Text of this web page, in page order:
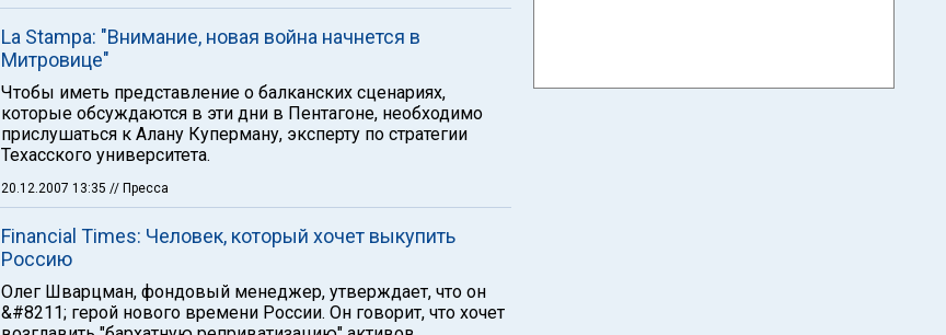
La Stampa: "Внимание, новая война начнется в
Митровице"
Чтобы иметь представление о балканских сценариях,
которые обсуждаются в эти дни в Пентагоне, необходимо
прислушаться к Алану Куперману, эксперту по стратегии
Техасского университета.
20.12.2007 13:35 // Пресса
Financial Times: Человек, который хочет выкупить
Россию
Олег Шварцман, фондовый менеджер, утверждает, что он
&#8211; герой нового времени России. Oн говорит, что хочет